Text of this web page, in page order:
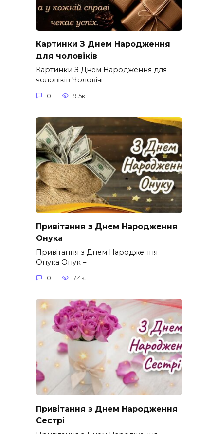
Картинки З Днем Народження
для чоловіків​
Картинки З Днем Народження для
чоловіків​ Чоловічі
0 9.5к.
Привітання з Днем Народження
Онука
Привітання з Днем Народження
Онука Онук –
0 7.4к.
Привітання з Днем Народження
Сестрі